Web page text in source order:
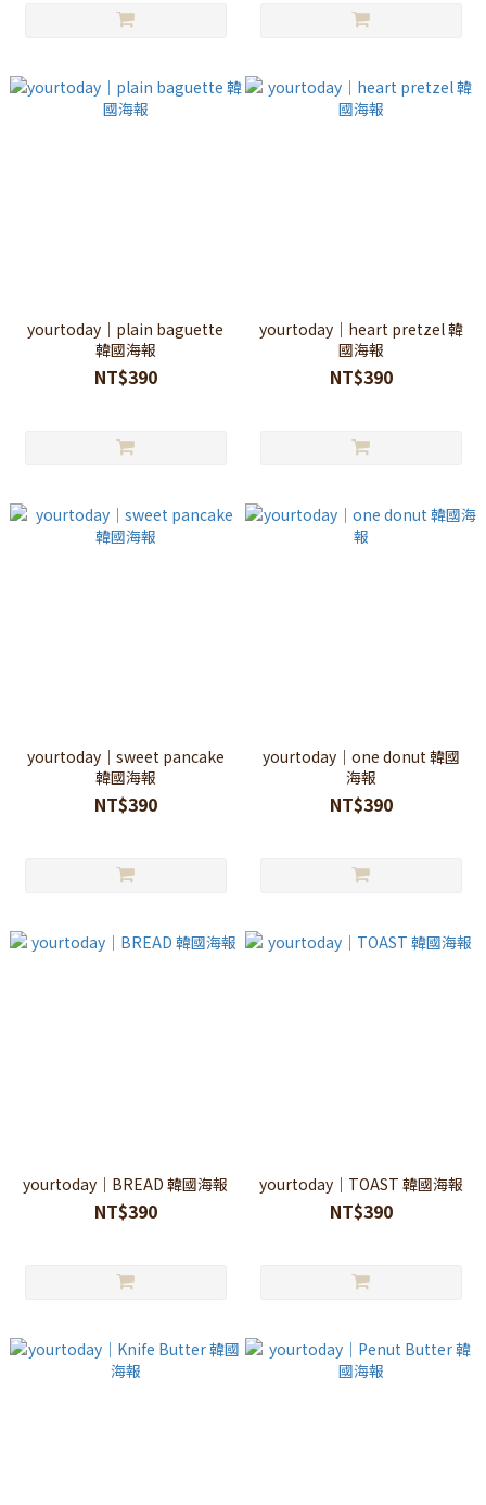
yourtoday｜plain baguette
韓國海報
NT$390
yourtoday｜heart pretzel 韓
國海報
NT$390
yourtoday｜sweet pancake
韓國海報
NT$390
yourtoday｜one donut 韓國
海報
NT$390
yourtoday｜BREAD 韓國海報
NT$390
yourtoday｜TOAST 韓國海報
NT$390